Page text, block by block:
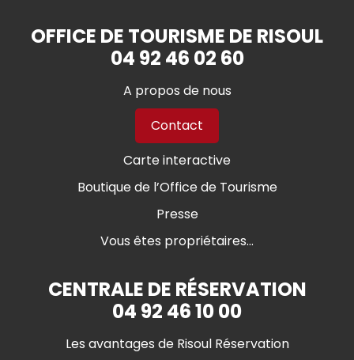
OFFICE DE TOURISME DE RISOUL
04 92 46 02 60
A propos de nous
Contact
Carte interactive
Boutique de l’Office de Tourisme
Presse
Vous êtes propriétaires...
CENTRALE DE RÉSERVATION
04 92 46 10 00
Les avantages de Risoul Réservation